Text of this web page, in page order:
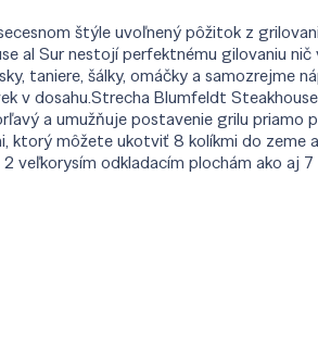
štýle uvoľnený pôžitok z
al Sur nestojí perfektnému gilovaniu
taniere, šálky, omáčky a samozrejme
v dosahu.Strecha Blumfeldt
a umužňuje postavenie grilu
môžete ukotviť 8 kolíkmi do zeme
veľkorysím odkladacím plochám ako aj